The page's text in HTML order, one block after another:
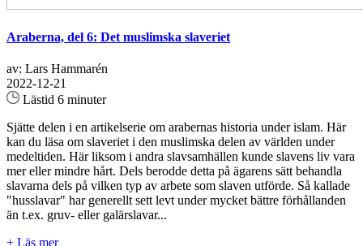
Araberna, del 6: Det muslimska slaveriet
av: Lars Hammarén
2022-12-21
Lästid 6 minuter
Sjätte delen i en artikelserie om arabernas historia under islam. Här
kan du läsa om slaveriet i den muslimska delen av världen under
medeltiden. Här liksom i andra slavsamhällen kunde slavens liv vara
mer eller mindre hårt. Dels berodde detta på ägarens sätt behandla
slavarna dels på vilken typ av arbete som slaven utförde. Så kallade
"husslavar" har generellt sett levt under mycket bättre förhållanden
än t.ex. gruv- eller galärslavar...
+ Läs mer